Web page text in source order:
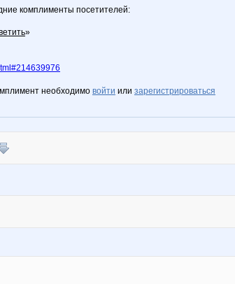
комплименты посетителей:
»
необходимо войти или зарегистрироваться